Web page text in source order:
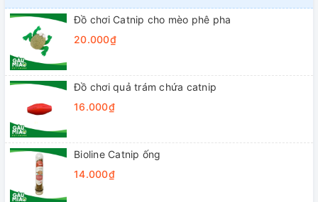
Đồ chơi Catnip cho mèo phê pha
20.000₫
Đồ chơi quả trám chứa catnip
16.000₫
Bioline Catnip ống
14.000₫